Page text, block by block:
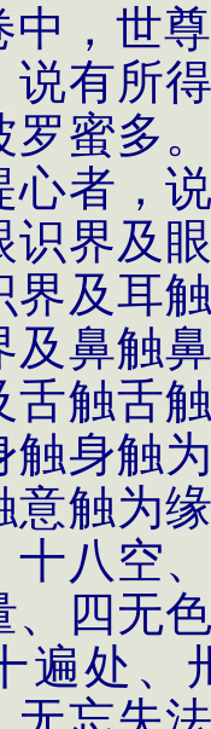
中，世
说有所
罗蜜多
心者，
识界及
界及耳
及鼻触
舌触舌
触身触
意触为
十八空
、四无
遍处、